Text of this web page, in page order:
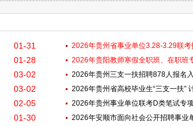
01-31 2026年贵州省事业单位3.28-3.29联考
01-28 2026年贵阳教师寒假全职班、在职班
03-02 2026年贵州三支一扶招聘878人报名
03-02
2026年贵州省高校毕业生“三支一扶”
报名|3.28笔试）
02-05 2026年贵州事业单位联考D类笔试专
01-30
2026年安顺市面向社会公开招聘事业